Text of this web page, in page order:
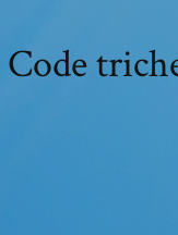
Code